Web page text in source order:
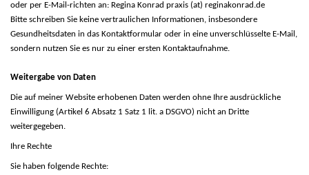
oder per E-Mail-richten an: Regina Konrad praxis (at) reginakonrad.de
Bitte schreiben Sie keine vertraulichen Informationen, insbesondere
Gesundheitsdaten in das Kontaktformular oder in eine unverschlüsselte E-Mail,
sondern nutzen Sie es nur zu einer ersten Kontaktaufnahme.
Weitergabe von Daten
Die auf meiner Website erhobenen Daten werden ohne Ihre ausdrückliche
Einwilligung (Artikel 6 Absatz 1 Satz 1 lit. a DSGVO) nicht an Dritte
weitergegeben.
Ihre Rechte
Sie haben folgende Rechte: